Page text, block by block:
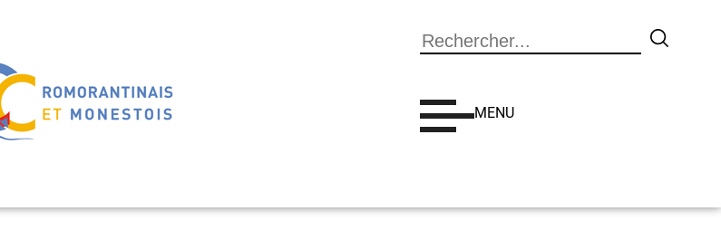
Search
MENU